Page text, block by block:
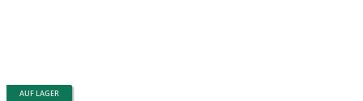
AUF LAGER